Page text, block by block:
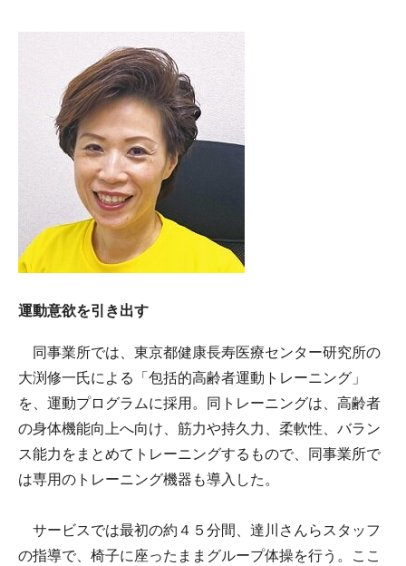
運動意欲を引き出す
同事業所では、東京都健康長寿医療センター研究所の
大渕修一氏による「包括的高齢者運動トレーニング」
を、運動プログラムに採用。同トレーニングは、高齢者
の身体機能向上へ向け、筋力や持久力、柔軟性、バラン
ス能力をまとめてトレーニングするもので、同事業所で
は専用のトレーニング機器も導入した。
サービスでは最初の約４５分間、達川さんらスタッフ
の指導で、椅子に座ったままグループ体操を行う。ここ